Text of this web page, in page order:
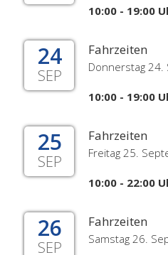
10:00 - 19:00
24
SEP
Fahrzeiten
Donnerstag
10:00 - 19:00
25
SEP
Fahrzeiten
Freitag 25.
10:00 - 22:00
26
SEP
Fahrzeiten
Samstag 26.